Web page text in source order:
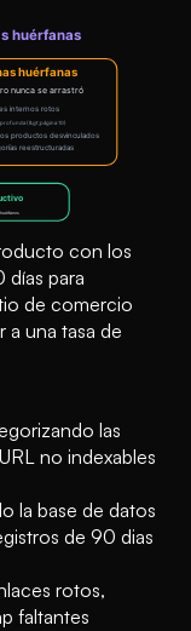
con los
días para
de comercio
a una tasa de
las
no indexables
la base de datos
de 90 dias
rotos,
faltantes